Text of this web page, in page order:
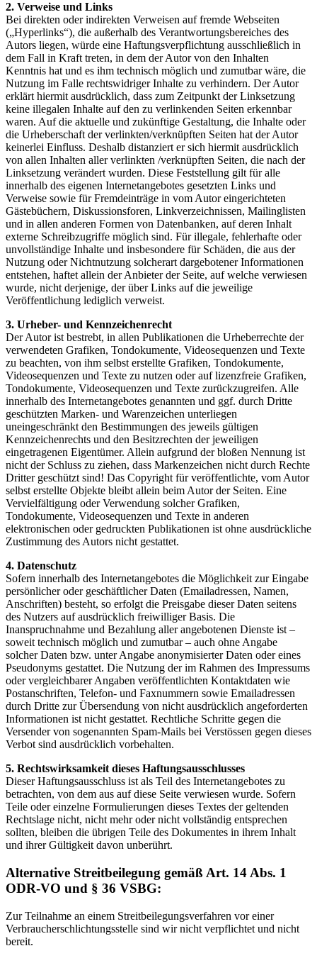
2. Verweise und Links
Bei direkten oder indirekten Verweisen auf fremde Webseiten
(„Hyperlinks“), die außerhalb des Verantwortungsbereiches des
Autors liegen, würde eine Haftungsverpflichtung ausschließlich in
dem Fall in Kraft treten, in dem der Autor von den Inhalten
Kenntnis hat und es ihm technisch möglich und zumutbar wäre, die
Nutzung im Falle rechtswidriger Inhalte zu verhindern. Der Autor
erklärt hiermit ausdrücklich, dass zum Zeitpunkt der Linksetzung
keine illegalen Inhalte auf den zu verlinkenden Seiten erkennbar
waren. Auf die aktuelle und zukünftige Gestaltung, die Inhalte oder
die Urheberschaft der verlinkten/verknüpften Seiten hat der Autor
keinerlei Einfluss. Deshalb distanziert er sich hiermit ausdrücklich
von allen Inhalten aller verlinkten /verknüpften Seiten, die nach der
Linksetzung verändert wurden. Diese Feststellung gilt für alle
innerhalb des eigenen Internetangebotes gesetzten Links und
Verweise sowie für Fremdeinträge in vom Autor eingerichteten
Gästebüchern, Diskussionsforen, Linkverzeichnissen, Mailinglisten
und in allen anderen Formen von Datenbanken, auf deren Inhalt
externe Schreibzugriffe möglich sind. Für illegale, fehlerhafte oder
unvollständige Inhalte und insbesondere für Schäden, die aus der
Nutzung oder Nichtnutzung solcherart dargebotener Informationen
entstehen, haftet allein der Anbieter der Seite, auf welche verwiesen
wurde, nicht derjenige, der über Links auf die jeweilige
Veröffentlichung lediglich verweist.
3. Urheber- und Kennzeichenrecht
Der Autor ist bestrebt, in allen Publikationen die Urheberrechte der
verwendeten Grafiken, Tondokumente, Videosequenzen und Texte
zu beachten, von ihm selbst erstellte Grafiken, Tondokumente,
Videosequenzen und Texte zu nutzen oder auf lizenzfreie Grafiken,
Tondokumente, Videosequenzen und Texte zurückzugreifen. Alle
innerhalb des Internetangebotes genannten und ggf. durch Dritte
geschützten Marken- und Warenzeichen unterliegen
uneingeschränkt den Bestimmungen des jeweils gültigen
Kennzeichenrechts und den Besitzrechten der jeweiligen
eingetragenen Eigentümer. Allein aufgrund der bloßen Nennung ist
nicht der Schluss zu ziehen, dass Markenzeichen nicht durch Rechte
Dritter geschützt sind! Das Copyright für veröffentlichte, vom Autor
selbst erstellte Objekte bleibt allein beim Autor der Seiten. Eine
Vervielfältigung oder Verwendung solcher Grafiken,
Tondokumente, Videosequenzen und Texte in anderen
elektronischen oder gedruckten Publikationen ist ohne ausdrückliche
Zustimmung des Autors nicht gestattet.
4. Datenschutz
Sofern innerhalb des Internetangebotes die Möglichkeit zur Eingabe
persönlicher oder geschäftlicher Daten (Emailadressen, Namen,
Anschriften) besteht, so erfolgt die Preisgabe dieser Daten seitens
des Nutzers auf ausdrücklich freiwilliger Basis. Die
Inanspruchnahme und Bezahlung aller angebotenen Dienste ist –
soweit technisch möglich und zumutbar – auch ohne Angabe
solcher Daten bzw. unter Angabe anonymisierter Daten oder eines
Pseudonyms gestattet. Die Nutzung der im Rahmen des Impressums
oder vergleichbarer Angaben veröffentlichten Kontaktdaten wie
Postanschriften, Telefon- und Faxnummern sowie Emailadressen
durch Dritte zur Übersendung von nicht ausdrücklich angeforderten
Informationen ist nicht gestattet. Rechtliche Schritte gegen die
Versender von sogenannten Spam-Mails bei Verstössen gegen dieses
Verbot sind ausdrücklich vorbehalten.
5. Rechtswirksamkeit dieses Haftungsausschlusses
Dieser Haftungsausschluss ist als Teil des Internetangebotes zu
betrachten, von dem aus auf diese Seite verwiesen wurde. Sofern
Teile oder einzelne Formulierungen dieses Textes der geltenden
Rechtslage nicht, nicht mehr oder nicht vollständig entsprechen
sollten, bleiben die übrigen Teile des Dokumentes in ihrem Inhalt
und ihrer Gültigkeit davon unberührt.
Alternative Streitbeilegung gemäß Art. 14 Abs. 1
ODR-VO und § 36 VSBG:
Zur Teilnahme an einem Streitbeilegungsverfahren vor einer
Verbraucherschlichtungsstelle sind wir nicht verpflichtet und nicht
bereit.